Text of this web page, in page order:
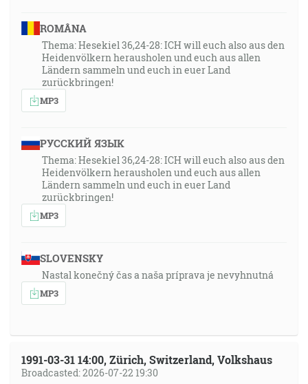
ROMÂNA
Thema: Hesekiel 36,24-28: ICH will euch also aus den
Heidenvölkern herausholen und euch aus allen
Ländern sammeln und euch in euer Land
zurückbringen!
MP3
РУССКИЙ ЯЗЫК
Thema: Hesekiel 36,24-28: ICH will euch also aus den
Heidenvölkern herausholen und euch aus allen
Ländern sammeln und euch in euer Land
zurückbringen!
MP3
SLOVENSKY
Nastal konečný čas a naša príprava je nevyhnutná
MP3
1991-03-31 14:00, Zürich, Switzerland, Volkshaus
Broadcasted: 2026-07-22 19:30